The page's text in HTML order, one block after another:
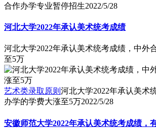
合作办学专业暂停招生2022/5/28
河北大学2022年承认美术统考成绩
河北大学2022年承认美术统考成绩，中外
至5万
艺术类录取原则 河北大学2022年承认美术
办学的学费大涨至5万2022/5/28
安徽师范大学2022年承认美术统考成绩，